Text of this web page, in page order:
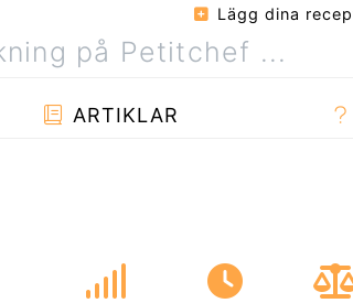
Lägg dina
ARTIKLAR